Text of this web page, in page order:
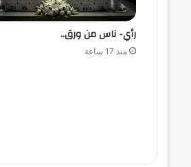
رأي- ناس من ورق..
منذ 17 ساعة